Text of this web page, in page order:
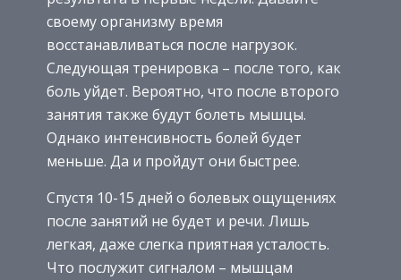
своему организму время
восстанавливаться после нагрузок.
Следующая тренировка – после того, как
боль уйдет. Вероятно, что после второго
занятия также будут болеть мышцы.
Однако интенсивность болей будет
меньше. Да и пройдут они быстрее.
Спустя 10-15 дней о болевых ощущениях
после занятий не будет и речи. Лишь
легкая, даже слегка приятная усталость.
Что послужит сигналом – мышцам